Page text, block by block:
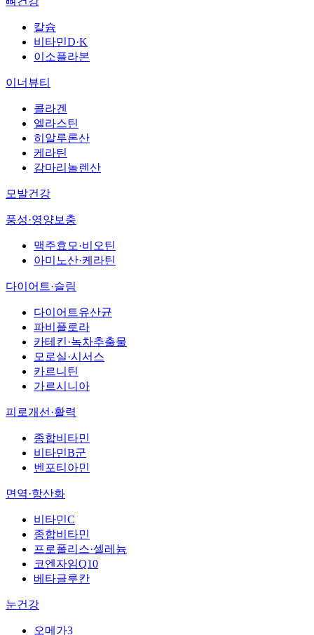
칼슘
비타민D·K
이소플라본
이너뷰티
콜라겐
엘라스틴
히알루론산
케라틴
감마리놀렌산
모발건강
풍성·영양보충
맥주효모·비오틴
아미노산·케라틴
다이어트·슬림
다이어트유산균
파비플로라
카테킨·녹차추출물
모로실·시서스
카르니틴
가르시니아
피로개선·활력
종합비타민
비타민B군
벤포티아민
면역·항산화
비타민C
종합비타민
프로폴리스·셀레늄
코엔자임Q10
베타글루칸
눈건강
오메가3